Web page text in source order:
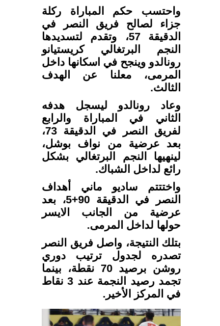
واحتسب حكم المباراة ركلة
جزاء لصالح فريق النصر في
الدقيقة 57، وتقدم لتسديدها
النجم البرتغالي كريستيانو
رونالدو وينجح في اسكانها داخل
المرمى، معلنا عن الهدف
الثالث.
وعاد رونالدو ليسجل هدفه
الثاني في المباراة والرابع
لفريق النصر في الدقيقة 73،
بعد عرضية من نواف بوشل،
لينهيها النجم البرتغالي بشكل
رائع لداخل الشباك.
واختتتم ساديو ماني أهداف
النصر في الدقيقة 90+5، بعد
عرضية من الجانب الايسر
حولها لداخل المرمى.
بتلك النتيجة، واصل فريق النصر
تصدره لجدول ترتيب دوري
روشن برصيد 70 نقطة، بينما
تجمد رصيد النجمة عند 3 نقاط
في المركز الأخير.